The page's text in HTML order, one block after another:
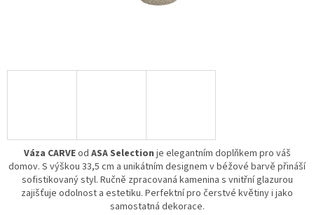
Váza CARVEod ASA Selection je elegantním doplňkem pro váš
domov. S výškou 33,5 cm a unikátním designem v béžové barvě přináší
sofistikovaný styl. Ručně zpracovaná kamenina s vnitřní glazurou
zajišťuje odolnost a estetiku. Perfektní pro čerstvé květiny i jako
samostatná dekorace.